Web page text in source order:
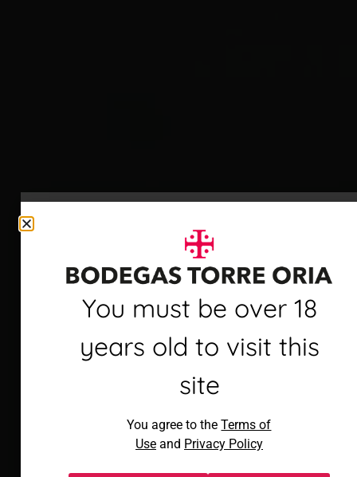
Calidad e
innovación
Debes ser mayor de 18
años para visitar este
sitio
Términos de usoyPolítica de
privacidad
You must be over 18
years old to visit this
site
You agree to theTerms of
Useand Privacy Policy